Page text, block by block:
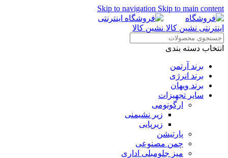
Skip to navigation Skip to main content
انتخاب دسته بندی
برند آرتمن
برند انرژی
برند ویهان
سایر تجهیزات
ارگونومی
زیر نشیمنی
زیرپایی
پارتیشن
چمن مصنوعی
میز جلومبلی اداری